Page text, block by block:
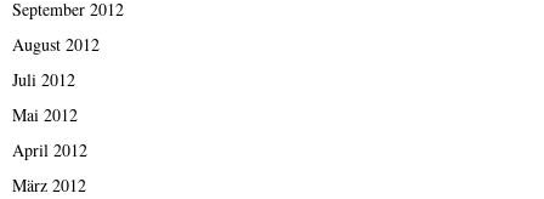
September 2012
August 2012
Juli 2012
Mai 2012
April 2012
März 2012